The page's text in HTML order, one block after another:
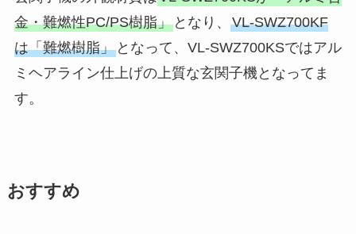
金・難燃性PC/PS樹脂」となり、 VL-SWZ700KF
は「難燃樹脂」となって、VL-SWZ700KSではアル
ミヘアライン仕上げの上質な玄関子機となってま
す。
おすすめ